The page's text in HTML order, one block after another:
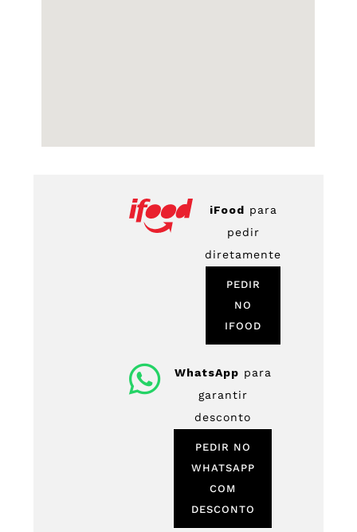
iFood para
pedir
diretamente
PEDIR
NO
IFOOD
WhatsApp para
garantir
desconto
PEDIR NO
WHATSAPP
COM
DESCONTO